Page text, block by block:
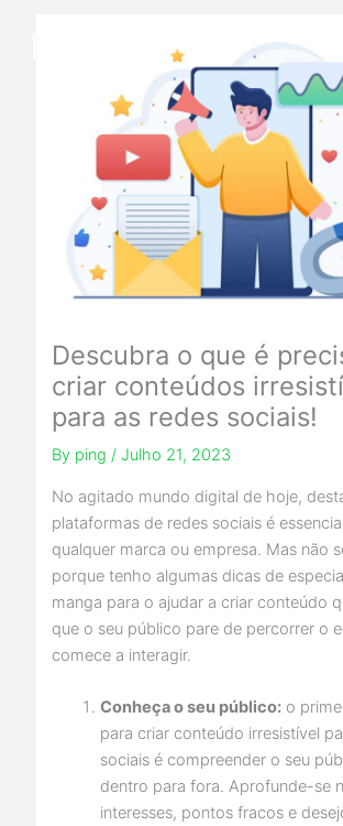
Descubra o que é
criar conteúdos
para as redes sociais!
By ping /Julho 21, 2023
No agitado mundo digital de hoje,
plataformas de redes sociais é
qualquer marca ou empresa. Mas não
porque tenho algumas dicas de
manga para o ajudar a criar conteúdo
que o seu público pare de percorrer o
comece a interagir.
Conheça o seu público: o
para criar conteúdo irresistível
sociais é compreender o seu
dentro para fora. Aprofunde-se
interesses, pontos fracos e